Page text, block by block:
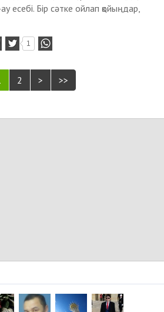
есебі. Бір сәтке ойлап қойыңдар,
1
2 > >>